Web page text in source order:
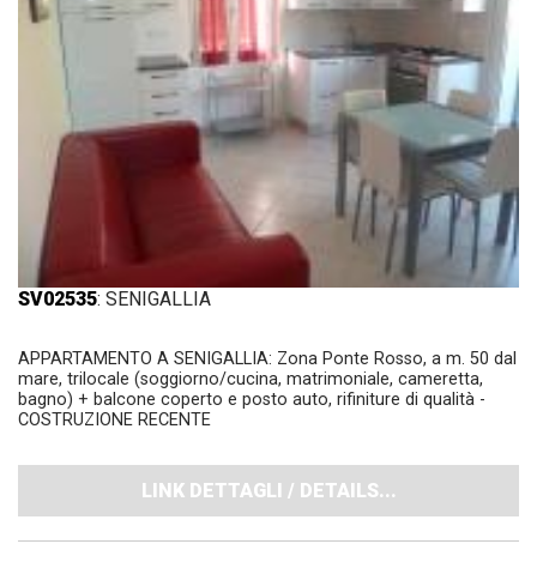
SV02535: SENIGALLIA
APPARTAMENTO A SENIGALLIA: Zona Ponte Rosso, a m. 50 dal
mare, trilocale (soggiorno/cucina, matrimoniale, cameretta,
bagno) + balcone coperto e posto auto, rifiniture di qualità -
COSTRUZIONE RECENTE
LINK DETTAGLI / DETAILS...